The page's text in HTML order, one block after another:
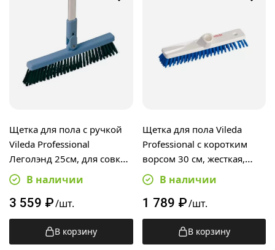
Щетка для пола с ручкой
Vileda Professional
Леголэнд 25см, для совка c
ручкой, 119918
В наличии
3 559 ₽/шт.
В корзину
Щетка для пола Vileda
Professional с коротким
ворсом 30 см, жесткая,
145884В наличии
1 789 ₽/шт.
В корзину